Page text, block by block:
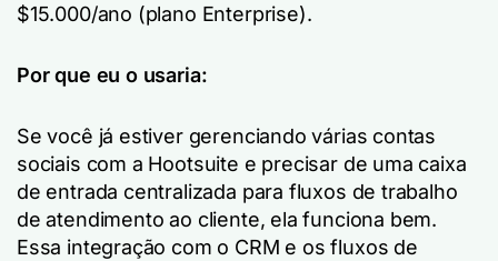
$15.000/ano (plano Enterprise).
Por que eu o usaria:
Se você já estiver gerenciando várias contas
sociais com a Hootsuite e precisar de uma caixa
de entrada centralizada para fluxos de trabalho
de atendimento ao cliente, ela funciona bem.
Essa integração com o CRM e os fluxos de